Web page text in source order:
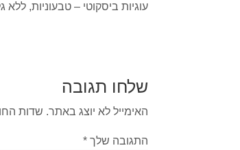
עוגיות ביסקוטי – טבעוניות,
שלחו תגובה
האימייל לא יוצג באתר. שדות
התגובה שלך*